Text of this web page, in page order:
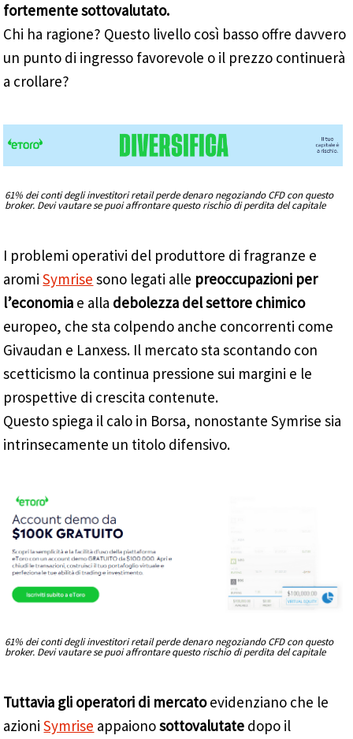
fortemente sottovalutato.
Chi ha ragione? Questo livello così basso offre davvero
un punto di ingresso favorevole o il prezzo continuerà
a crollare?
61% dei conti degli investitori retail perde denaro negoziando CFD con questo
broker. Devi vautare se puoi affrontare questo rischio di perdita del capitale
I problemi operativi del produttore di fragranze e
aromiSymrise sono legati alle preoccupazioni per
l’economia e alla debolezza del settore chimico
europeo, che sta colpendo anche concorrenti come
Givaudan e Lanxess. Il mercato sta scontando con
scetticismo la continua pressione sui margini e le
prospettive di crescita contenute.
Questo spiega il calo in Borsa, nonostante Symrise sia
intrinsecamente un titolo difensivo.
61% dei conti degli investitori retail perde denaro negoziando CFD con questo
broker. Devi vautare se puoi affrontare questo rischio di perdita del capitale
Tuttavia gli operatori di mercatoevidenziano che le
azioniSymrise appaionosottovalutate dopo il